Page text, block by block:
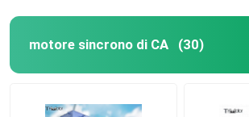
motore sincrono di CA (30)